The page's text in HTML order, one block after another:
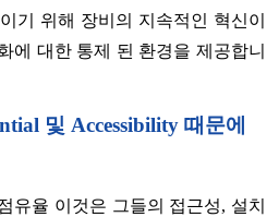
기 위해 장비의 지속적인 혁신이
에 대한 통제 된 환경을 제공합니
및 Accessibility 때문에
유율 이것은 그들의 접근성, 설치